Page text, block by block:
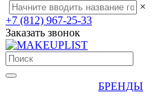
×
+7 (812) 967-25-33
Заказать звонок
БРЕНДЫ